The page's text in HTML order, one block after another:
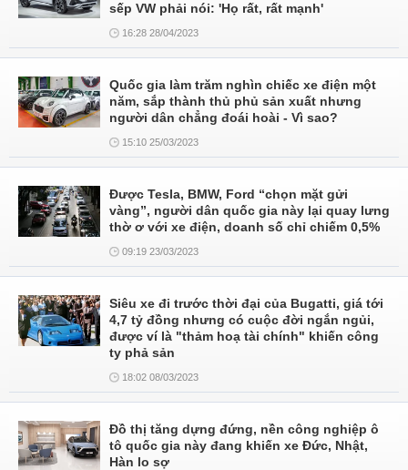
sếp VW phải nói: 'Họ rất, rất mạnh'
16:28 28/04/2023
Quốc gia làm trăm nghìn chiếc xe điện một
năm, sắp thành thủ phủ sản xuất nhưng
người dân chẳng đoái hoài - Vì sao?
15:10 25/03/2023
Được Tesla, BMW, Ford “chọn mặt gửi
vàng”, người dân quốc gia này lại quay lưng
thờ ơ với xe điện, doanh số chỉ chiếm 0,5%
09:19 23/03/2023
Siêu xe đi trước thời đại của Bugatti, giá tới
4,7 tỷ đồng nhưng có cuộc đời ngắn ngủi,
được ví là "thảm hoạ tài chính" khiến công
ty phả sản
18:02 08/03/2023
Đồ thị tăng dựng đứng, nền công nghiệp ô
tô quốc gia này đang khiến xe Đức, Nhật,
Hàn lo sợ